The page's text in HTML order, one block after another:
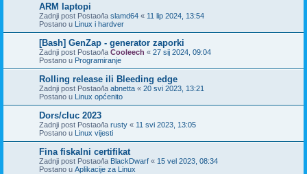
ARM laptopi
Zadnji post Postao/la slamd64 « 11 lip 2024, 13:54
Postano u Linux i hardver
[Bash] GenZap - generator zaporki
Zadnji post Postao/la Cooleech « 27 sij 2024, 09:04
Postano u Programiranje
Rolling release ili Bleeding edge
Zadnji post Postao/la abnetta « 20 svi 2023, 13:21
Postano u Linux općenito
Dors/cluc 2023
Zadnji post Postao/la rusty « 11 svi 2023, 13:05
Postano u Linux vijesti
Fina fiskalni certifikat
Zadnji post Postao/la BlackDwarf « 15 vel 2023, 08:34
Postano u Aplikacije za Linux